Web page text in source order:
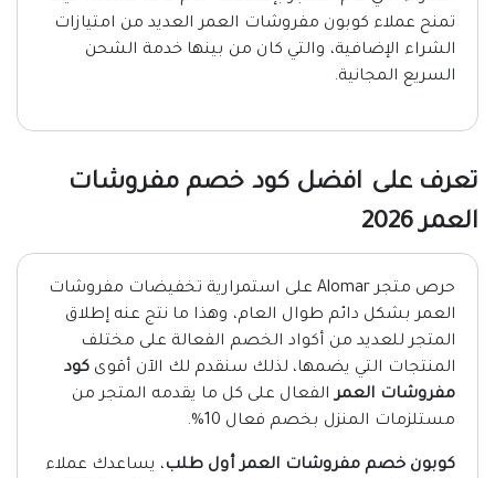
تمنح عملاء كوبون مفروشات العمر العديد من امتيازات
الشراء الإضافية، والتي كان من بينها خدمة الشحن
السريع المجانية.
تعرف على افضل كود خصم مفروشات
العمر 2026
حرص متجر Alomar على استمرارية تخفيضات مفروشات
العمر بشكل دائم طوال العام، وهذا ما نتج عنه إطلاق
المتجر للعديد من أكواد الخصم الفعالة على مختلف
المنتجات التي يضمها، لذلك سنقدم لك الآن أقوى كود
مفروشات العمرالفعال على كل ما يقدمه المتجر من
مستلزمات المنزل بخصم فعال 10%.
كوبون خصم مفروشات العمر أول طلب، يساعدك عملاء